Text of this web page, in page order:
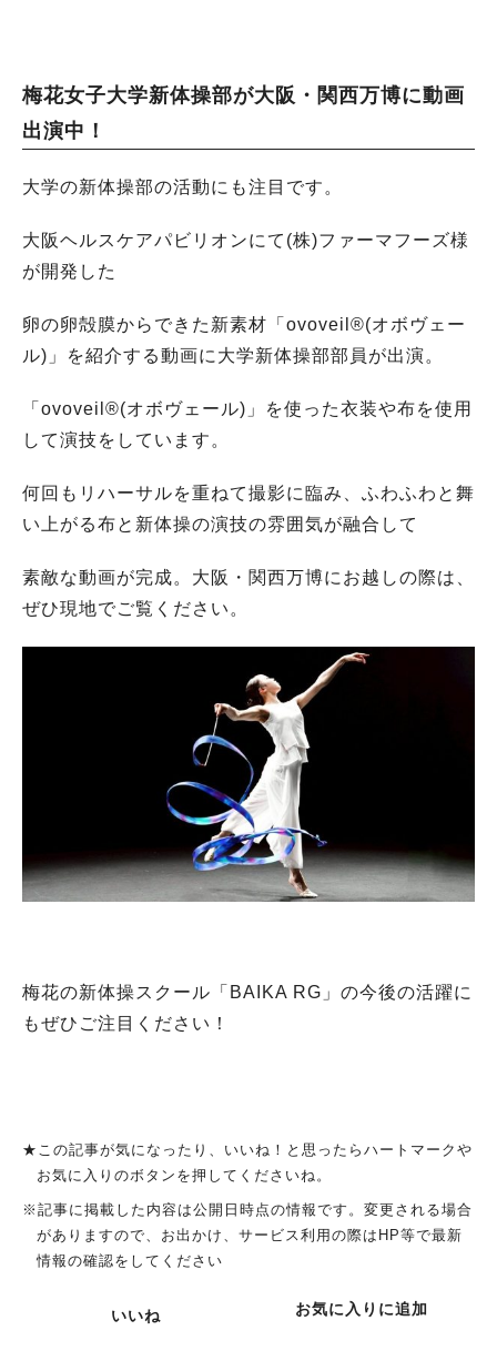
梅花女子大学新体操部が大阪・関西万博に動画
出演中！
大学の新体操部の活動にも注目です。
大阪ヘルスケアパビリオンにて(株)ファーマフーズ様
が開発した
卵の卵殻膜からできた新素材「ovoveil®(オボヴェー
ル)」を紹介する動画に大学新体操部部員が出演。
「ovoveil®(オボヴェール)」を使った衣装や布を使用
して演技をしています。
何回もリハーサルを重ねて撮影に臨み、ふわふわと舞
い上がる布と新体操の演技の雰囲気が融合して
素敵な動画が完成。大阪・関西万博にお越しの際は、
ぜひ現地でご覧ください。
梅花の新体操スクール「BAIKA RG」の今後の活躍に
もぜひご注目ください！
★この記事が気になったり、いいね！と思ったらハートマークや
お気に入りのボタンを押してくださいね。
※記事に掲載した内容は公開日時点の情報です。変更される場合
がありますので、お出かけ、サービス利用の際はHP等で最新
情報の確認をしてください
いいね お気に入りに追加